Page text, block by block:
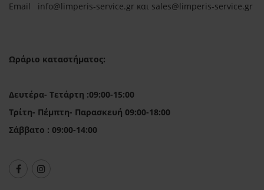
Email info@limperis-service.gr και sales@limperis-service.gr
Ωράριο καταστήματος:
Δευτέρα- Τετάρτη :09:00-15:00
Τρίτη- Πέμπτη- Παρασκευή 09:00-18:00
Σάββατο : 09:00-14:00